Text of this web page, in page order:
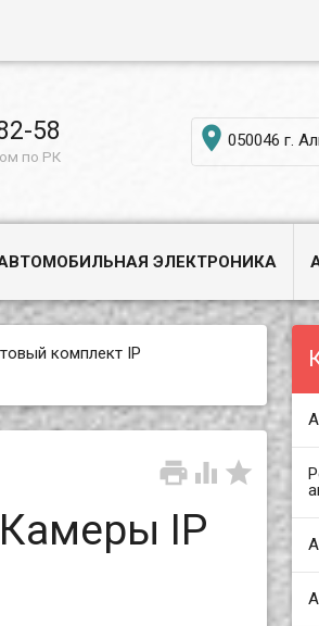
58
по РК
 050046 г.
ЭЛЕКТРОНИКА
комплект IP
  
IP